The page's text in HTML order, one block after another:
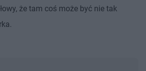
że tam coś może być nie tak